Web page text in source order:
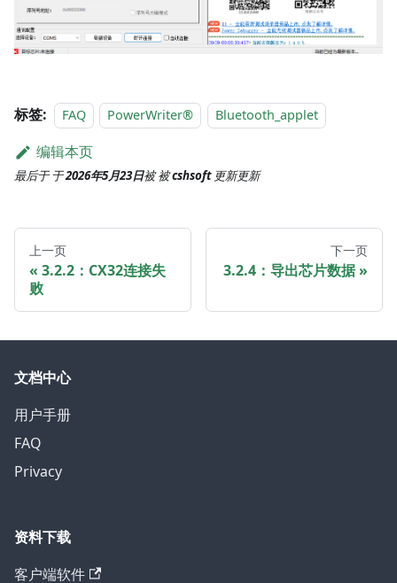
标签: FAQ PowerWriter® Bluetooth_applet
编辑本页
最后于于2026年5月23日被被cshsoft更新更新
上一页
3.2.2：CX32连接失
败
下一页
3.2.4：导出芯片数据
文档中心
用户手册
FAQ
Privacy
资料下载
客户端软件